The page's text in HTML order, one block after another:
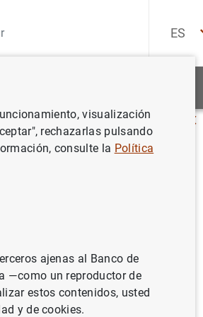
ES
shocks within Spain and other countries
visualización
rechazarlas pulsando
consulte la Política
ajenas al Banco de
—como un reproductor de
estos contenidos, usted
y de cookies.